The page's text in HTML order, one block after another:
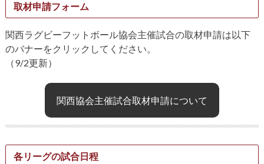
取材申請フォーム
関西ラグビーフットボール協会主催試合の取材申請は以下
のバナーをクリックしてください。
（9/2更新）
関西協会主催試合取材申請について
各リーグの試合日程